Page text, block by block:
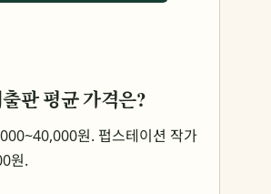
판 평균 가격은?
원. 펍스테이션 작가
원.